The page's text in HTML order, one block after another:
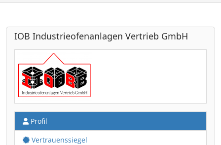
IOB Industrieofenanlagen Vertrieb GmbH
Profil
Vertrauenssiegel